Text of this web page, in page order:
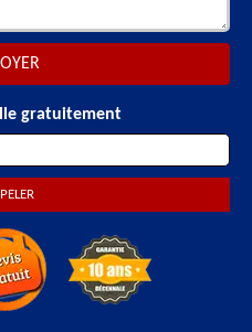
gratuitement